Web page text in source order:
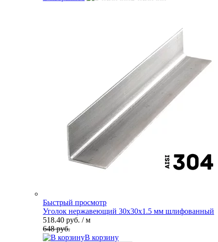
Быстрый просмотр
Уголок нержавеющий 30х30х1.5 мм шлифованный
518.40 руб. / м
648 руб.
В корзину